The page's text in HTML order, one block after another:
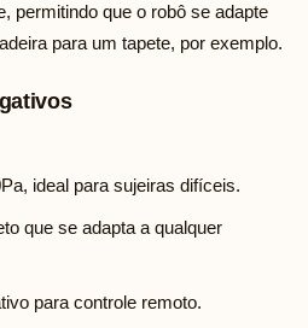
permitindo que o robô se adapte
para um tapete, por exemplo.
ideal para sujeiras difíceis.
que se adapta a qualquer
para controle remoto.